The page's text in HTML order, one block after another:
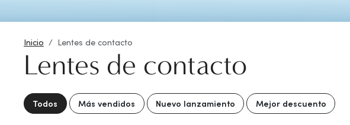
Inicio Lentes de contacto
Lentes de contacto
Todos Más vendidos Nuevo lanzamiento Mejor descuento